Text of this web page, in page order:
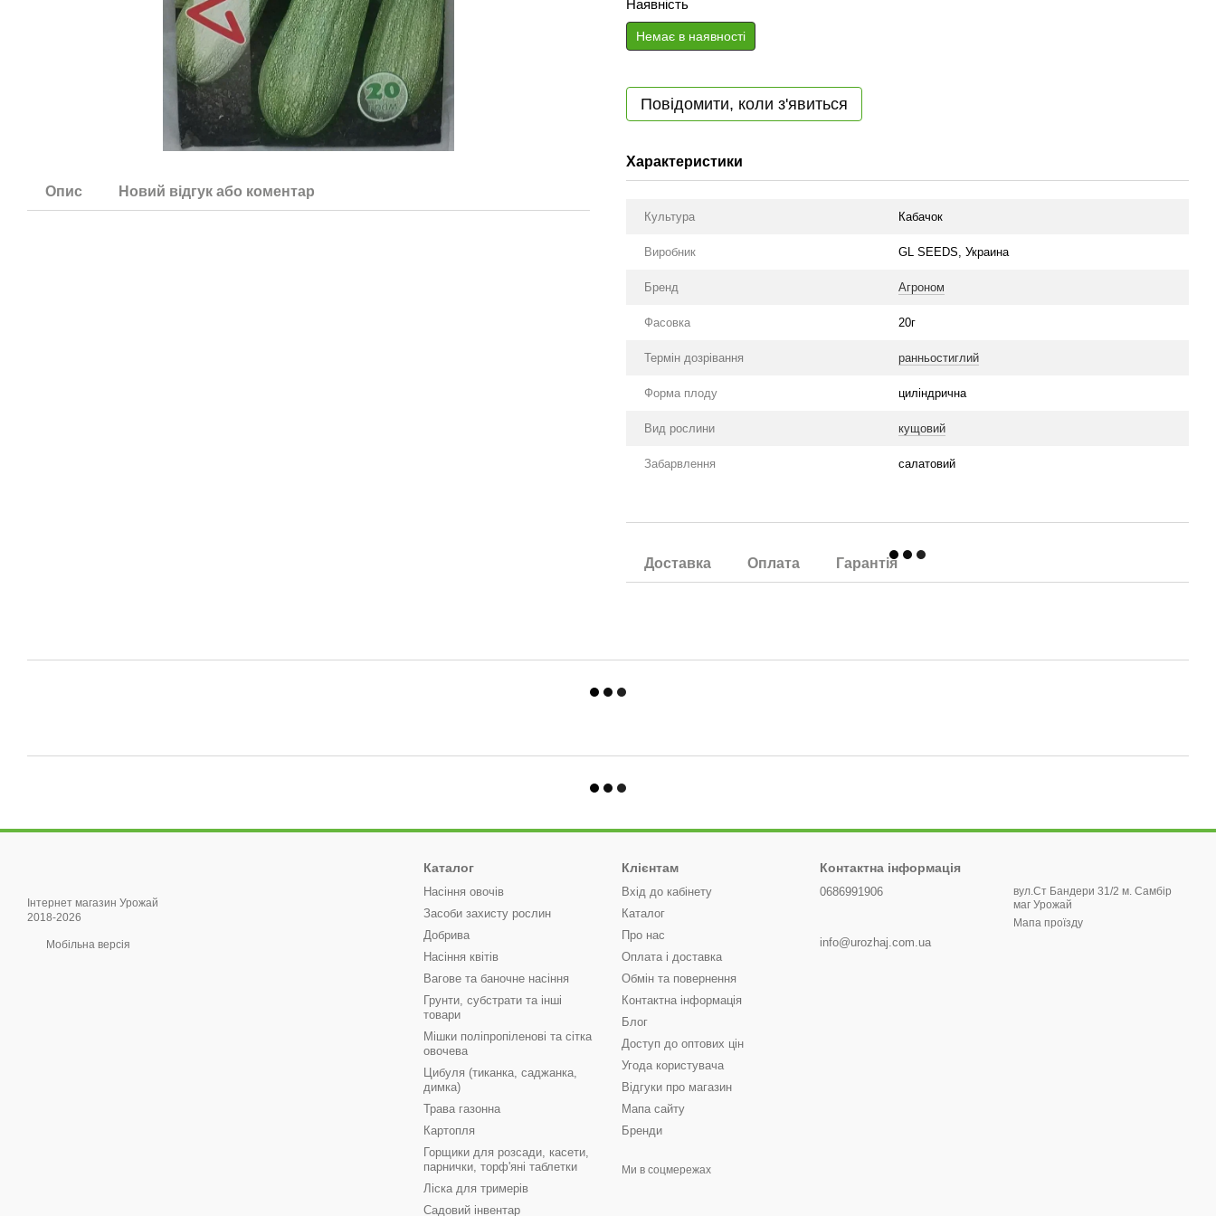
Опис Новий відгук або коментар
Наявність
Немає в наявності
Повідомити, коли з'явиться
Характеристики
Культура Кабачок
Виробник GL SEEDS, Украина
Бренд Агроном
Фасовка 20г
Термін дозрівання ранньостиглий
Форма плоду циліндрична
Вид рослини кущовий
Забарвлення салатовий
Доставка Оплата Гарантія
Інтернет магазин Урожай
2018-2026
Мобільна версія
Каталог
Насіння овочів
Засоби захисту рослин
Добрива
Насіння квітів
Вагове та баночне насіння
Грунти, субстрати та інші
товари
Мішки поліпропіленові та сітка
овочева
Цибуля (тиканка, саджанка,
димка)
Трава газонна
Картопля
Горщики для розсади, касети,
парнички, торф'яні таблетки
Ліска для тримерів
Садовий інвентар
Клієнтам
Вхід до кабінету
Каталог
Про нас
Оплата і доставка
Обмін та повернення
Контактна інформація
Блог
Доступ до оптових цін
Угода користувача
Відгуки про магазин
Мапа сайту
Бренди
Ми в соцмережах
Контактна інформація
0686991906
info@urozhaj.com.ua
вул.Ст Бандери 31/2 м. Самбір
маг Урожай
Мапа проїзду